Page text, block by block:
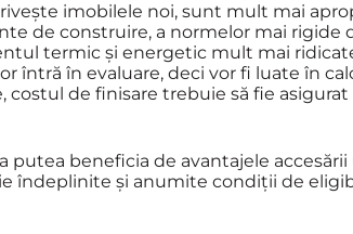
imobilele noi, sunt mult mai
de construire, a normelor mai rigide
termic și energetic mult mai
întră în evaluare, deci vor fi luate în
costul de finisare trebuie să fie
putea beneficia de avantajele
îndeplinite și anumite condiții de